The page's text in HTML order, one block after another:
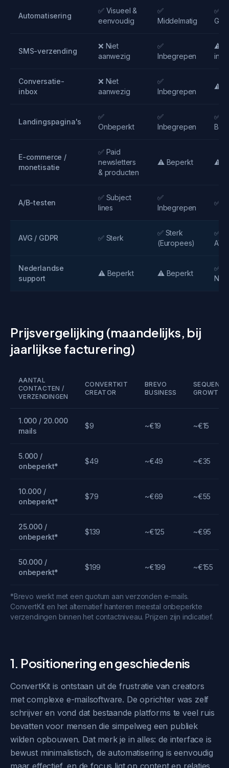
Automatisering
✅ Visueel &
eenvoudig
✅
Middelmatig
✅
SMS-verzending
❌ Niet
aanwezig
✅
Inbegrepen
⚠️
Conversatie-
inbox
❌ Niet
aanwezig
✅
Inbegrepen
⚠️
Landingspagina's
✅
Onbeperkt
✅
Inbegrepen
✅
E-commerce /
monetisatie
✅ Paid
newsletters
& producten
⚠️ Beperkt ⚠️
A/B-testen
✅ Subject
lines
✅
Inbegrepen
✅
AVG / GDPR ✅ Sterk
✅ Sterk
(Europees)
✅
Nederlandse
support
⚠️ Beperkt ⚠️ Beperkt
✅
Prijsvergelijking (maandelijks, bij
jaarlijkse facturering)
AANTAL
CONTACTEN /
VERZENDINGEN
CONVERTKIT
CREATOR
BREVO
BUSINESS
SEQUENZY
GROWTH
1.000 / 20.000
mails
$9 ~€19 ~€15
5.000 /
onbeperkt*
$49 ~€49 ~€35
10.000 /
onbeperkt*
$79 ~€69 ~€55
25.000 /
onbeperkt*
$139 ~€125 ~€95
50.000 /
onbeperkt*
$199 ~€199 ~€155
*Brevo werkt met een quotum aan verzonden e-mails.
ConvertKit en het alternatief hanteren meestal onbeperkte
verzendingen binnen het contactniveau. Prijzen zijn indicatief.
1. Positionering en geschiedenis
ConvertKit is ontstaan uit de frustratie van creators
met complexe e-mailsoftware. De oprichter was zelf
schrijver en vond dat bestaande platforms te veel ruis
bevatten voor mensen die simpelweg een publiek
wilden opbouwen. Dat merk je in alles: de interface is
bewust minimalistisch, de automatisering is eenvoudig
maar effectief, en de focus ligt op content en relaties